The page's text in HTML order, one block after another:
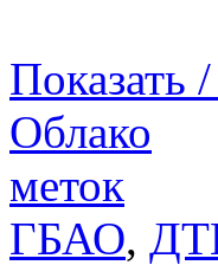
Показать
Облако
меток
ГБАО,